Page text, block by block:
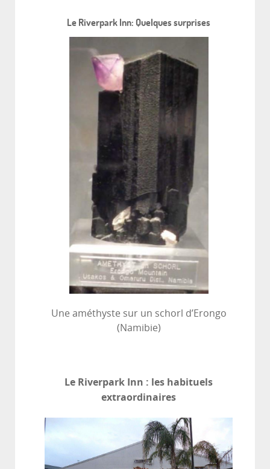
Le Riverpark Inn: Quelques surprises
Une améthyste sur un schorl d’Erongo
(Namibie)
Le Riverpark Inn : les habituels
extraordinaires